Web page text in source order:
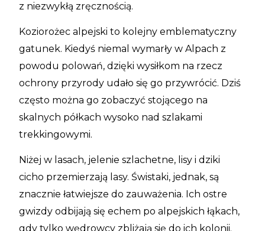
z niezwykłą zręcznością.
Koziorożec alpejski to kolejny emblematyczny
gatunek. Kiedyś niemal wymarły w Alpach z
powodu polowań, dzięki wysiłkom na rzecz
ochrony przyrody udało się go przywrócić. Dziś
często można go zobaczyć stojącego na
skalnych półkach wysoko nad szlakami
trekkingowymi.
Niżej w lasach, jelenie szlachetne, lisy i dziki
cicho przemierzają lasy. Świstaki, jednak, są
znacznie łatwiejsze do zauważenia. Ich ostre
gwizdy odbijają się echem po alpejskich łąkach,
gdy tylko wędrowcy zbliżają się do ich kolonii.